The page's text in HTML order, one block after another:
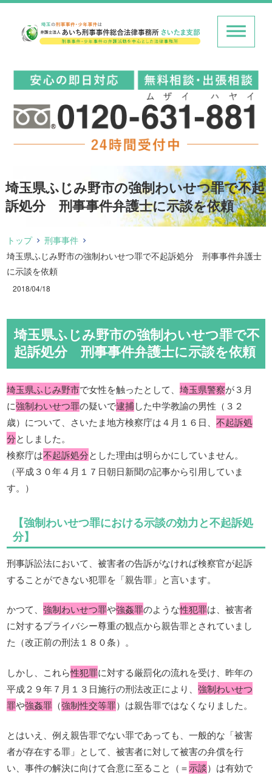
埼玉県ふじみ野市の強制わいせつ罪で不起
訴処分 刑事事件弁護士に示談を依頼
トップ
刑事事件
埼玉県ふじみ野市の強制わいせつ罪で不起訴処分 刑事事件弁護士
に示談を依頼
2018/04/18
埼玉県ふじみ野市の強制わいせつ罪で不
起訴処分 刑事事件弁護士に示談を依頼
埼玉県ふじみ野市で女性を触ったとして、埼玉県警察が３月
に強制わいせつ罪の疑いで逮捕した中学教諭の男性（３２
歳）について、さいたま地方検察庁は４月１６日、不起訴処
分としました。
検察庁は不起訴処分とした理由は明らかにしていません。
（平成３０年４月１７日朝日新聞の記事から引用していま
す。）
【強制わいせつ罪における示談の効力と不起訴処
分】
刑事訴訟法において、被害者の告訴がなければ検察官が起訴
することができない犯罪を「親告罪」と言います。
かつて、強制わいせつ罪や強姦罪のような性犯罪は、被害者
に対するプライバシー尊重の観点から親告罪とされていまし
た（改正前の刑法１８０条）。
しかし、これら性犯罪に対する厳罰化の流れを受け、昨年の
平成２９年７月１３日施行の刑法改正により、強制わいせつ
罪や強姦罪 （強制性交等罪）は親告罪ではなくなりました。
とはいえ、例え親告罪でない罪であっても、一般的な「被害
者が存在する罪」として、被害者に対して被害の弁償を行
い、事件の解決に向けて合意に至ること（＝示談）は有効で